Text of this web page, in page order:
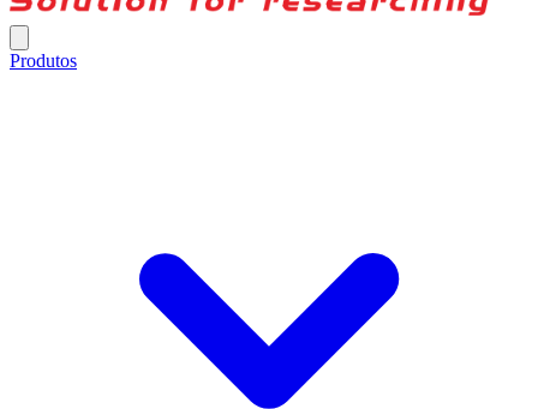
Produtos